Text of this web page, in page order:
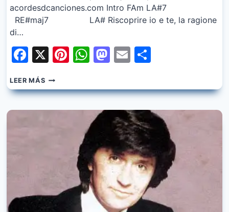
acordesdcanciones.com Intro FAm LA#7
RE#maj7 LA# Riscoprire io e te, la ragione
di…
Facebook
X Pinterest
WhatsApp
Mastodon
Email
LEER MÁSRAFFAELLA
CARRA
–